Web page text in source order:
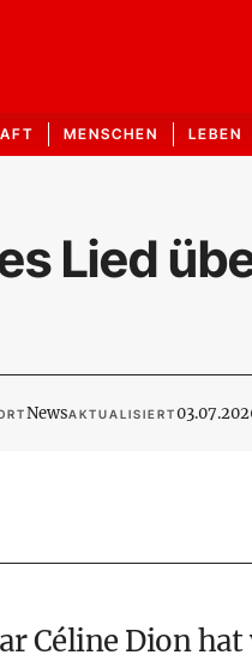
MENSCHEN LEBEN
Lied
NewsAKTUALISIERT
Céline Dion